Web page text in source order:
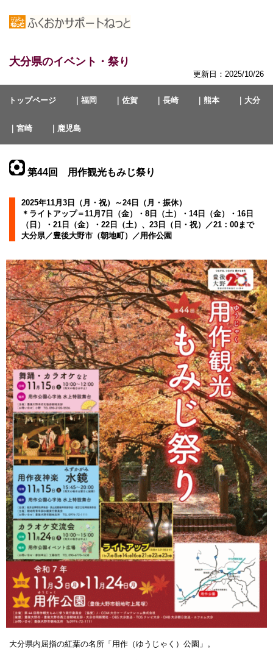
大分県のイベント・祭り
更新日：2025/10/26
トップページ ｜福岡 ｜佐賀 ｜長崎 ｜熊本 ｜大分
｜宮崎 ｜鹿児島
第44回 用作観光もみじ祭り
2025年11月3日（月・祝）～24日（月・振休）
＊ライトアップ＝11月7日（金）・8日（土）・14日（金）・16日
（日）・21日（金）・22日（土）、23日（日・祝）／21：00まで
大分県／豊後大野市（朝地町）／用作公園
大分県内屈指の紅葉の名所「用作（ゆうじゃく）公園」。